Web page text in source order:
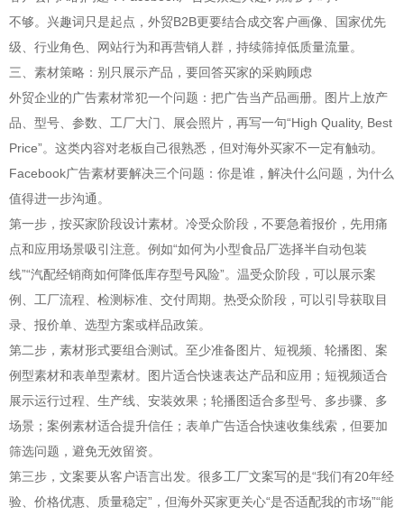
不够。兴趣词只是起点，外贸B2B更要结合成交客户画像、国家优先
级、行业角色、网站行为和再营销人群，持续筛掉低质量流量。
三、素材策略：别只展示产品，要回答买家的采购顾虑
外贸企业的广告素材常犯一个问题：把广告当产品画册。图片上放产
品、型号、参数、工厂大门、展会照片，再写一句“High Quality, Best
Price”。这类内容对老板自己很熟悉，但对海外买家不一定有触动。
Facebook广告素材要解决三个问题：你是谁，解决什么问题，为什么
值得进一步沟通。
第一步，按买家阶段设计素材。冷受众阶段，不要急着报价，先用痛
点和应用场景吸引注意。例如“如何为小型食品厂选择半自动包装
线”“汽配经销商如何降低库存型号风险”。温受众阶段，可以展示案
例、工厂流程、检测标准、交付周期。热受众阶段，可以引导获取目
录、报价单、选型方案或样品政策。
第二步，素材形式要组合测试。至少准备图片、短视频、轮播图、案
例型素材和表单型素材。图片适合快速表达产品和应用；短视频适合
展示运行过程、生产线、安装效果；轮播图适合多型号、多步骤、多
场景；案例素材适合提升信任；表单广告适合快速收集线索，但要加
筛选问题，避免无效留资。
第三步，文案要从客户语言出发。很多工厂文案写的是“我们有20年经
验、价格优惠、质量稳定”，但海外买家更关心“是否适配我的市场”“能